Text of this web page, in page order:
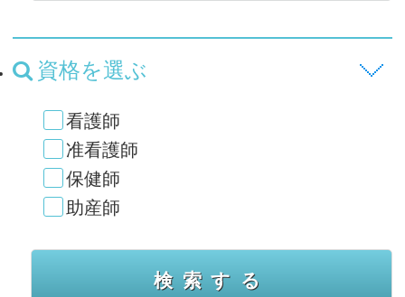
資格を選ぶ
看護師
准看護師
保健師
助産師